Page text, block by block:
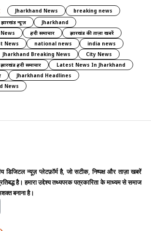
Jharkhand News
breaking news
झारखंड न्यूज़
Jharkhand
हिंदी समाचार
झारखंड की ताज़ा खबरें
News
national news
india news
Jharkhand Breaking News
City News
झारखंड हिंदी समाचार
Latest News In Jharkhand
Jharkhand Headlines
News
डिजिटल न्यूज़ प्लेटफ़ॉर्म है, जो सटीक, निष्पक्ष और ताज़ा खबरें
है। हमारा उद्देश्य तथ्यपरक पत्रकारिता के माध्यम से समाज
बनाना है।